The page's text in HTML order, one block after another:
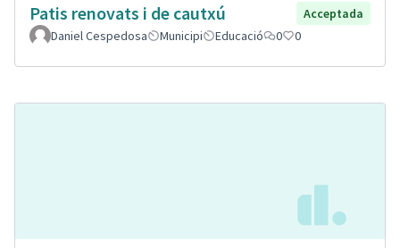
Patis renovats i de cautxú
Acceptada
Daniel Cespedosa
Municipi Educació 0 0